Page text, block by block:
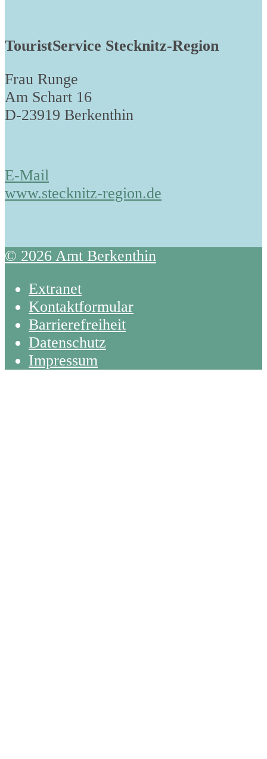
TouristService Stecknitz-Region
Frau Runge
Am Schart 16
D-23919 Berkenthin
E-Mail
www.stecknitz-region.de
© 2026 Amt Berkenthin
Extranet
Kontaktformular
Barrierefreiheit
Datenschutz
Impressum